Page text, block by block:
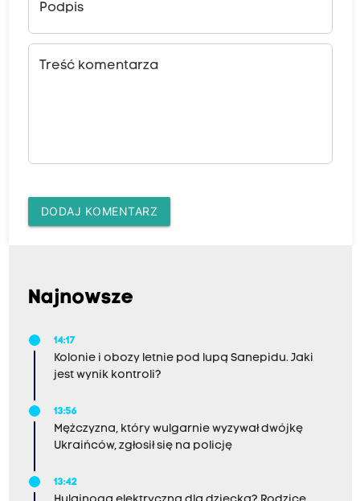
Podpis
Treść komentarza
DODAJ KOMENTARZ
Najnowsze
14:17
Kolonie i obozy letnie pod lupą Sanepidu. Jaki
jest wynik kontroli?
13:56
Mężczyzna, który wulgarnie wyzywał dwójkę
Ukraińców, zgłosił się na policję
13:42